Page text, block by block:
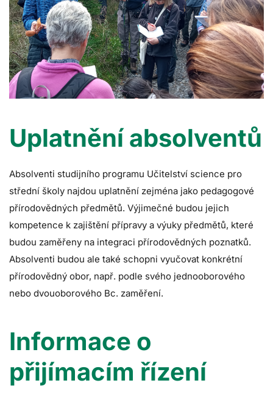
Uplatnění absolventů
Absolventi studijního programu Učitelství science pro
střední školy najdou uplatnění zejména jako pedagogové
přírodovědných předmětů. Výjimečné budou jejich
kompetence k zajištění přípravy a výuky předmětů, které
budou zaměřeny na integraci přírodovědných poznatků.
Absolventi budou ale také schopni vyučovat konkrétní
přírodovědný obor, např. podle svého jednooborového
nebo dvouoborového Bc. zaměření.
Informace o
přijímacím řízení